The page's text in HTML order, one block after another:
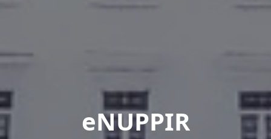
eNUPPIR